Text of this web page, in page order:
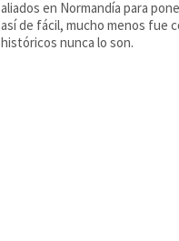
aliados en Normandía para
así de fácil, mucho menos fue
históricos nunca lo son.